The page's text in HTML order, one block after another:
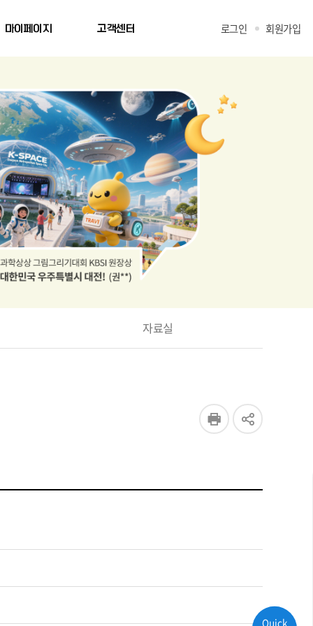
마이페이지 고객센터 로그인 회원가입
자료실
Quick